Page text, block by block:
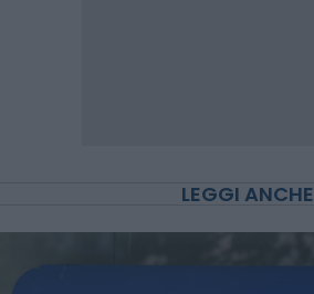
LEGGI ANCHE